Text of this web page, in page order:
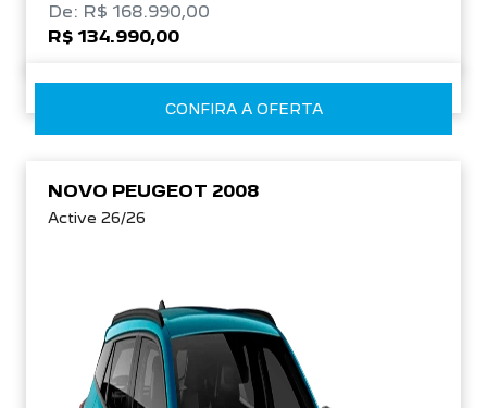
De: R$ 168.990,00
R$ 134.990,00
CONFIRA A OFERTA
NOVO PEUGEOT 2008
Active 26/26